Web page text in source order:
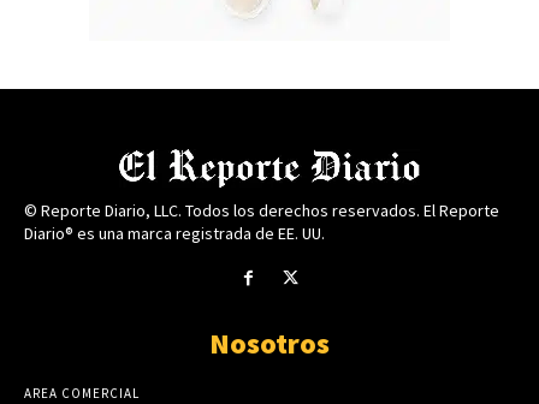
© Reporte Diario, LLC. Todos los derechos reservados. El Reporte
Diario® es una marca registrada de EE. UU.
Nosotros
AREA COMERCIAL